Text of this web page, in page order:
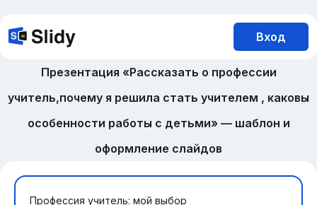
Вход
Презентация «Рассказать о профессии
учитель,почему я решила стать учителем , каковы
особенности работы с детьми» — шаблон и
оформление слайдов
Профессия учитель: мой выбор